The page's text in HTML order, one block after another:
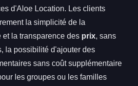
d'Aloe Location. Les clients
la simplicité de la
et la transparence des prix, sans
la possibilité d'ajouter des
sans coût supplémentaire
les groupes ou les familles